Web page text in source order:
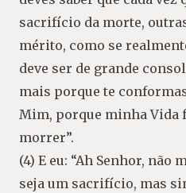
sacrifício da morte,
mérito, como se
deve ser de grande
mais porque te
Mim, porque minha Vida
morrer”.
(4) E eu: “Ah Senhor, não
seja um sacrifício, mas